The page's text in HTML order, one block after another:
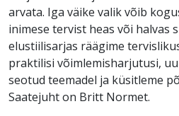
arvata. Iga väike valik võib
inimese tervist heas või halvas
elustiilisarjas räägime
praktilisi võimlemisharjutusi,
seotud teemadel ja küsitleme
Saatejuht on Britt Normet.